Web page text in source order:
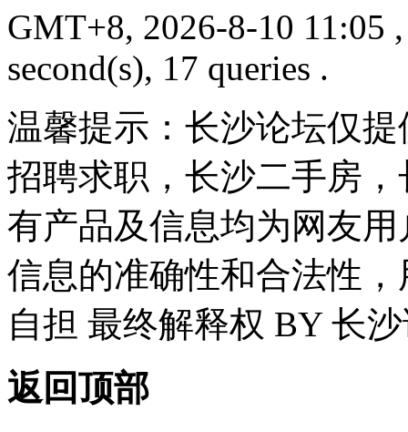
GMT+8, 2026-8-10 11:05
second(s), 17 queries .
温馨提示：长沙论坛仅
招聘求职，长沙二手房
有产品及信息均为网友
信息的准确性和合法性
自担 最终解释权 BY 长
返回顶部